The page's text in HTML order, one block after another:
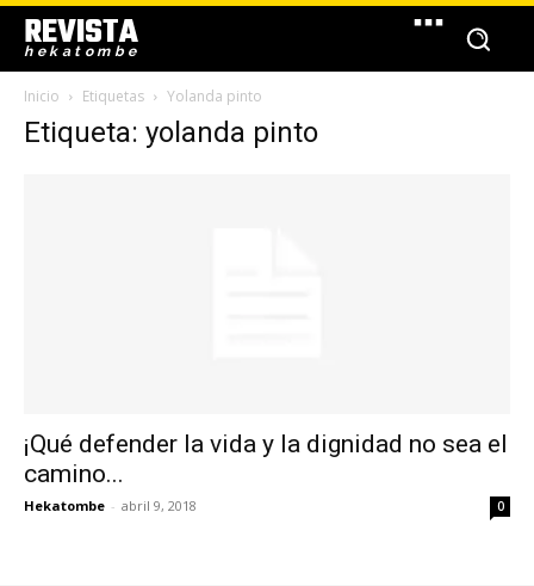
REVISTA
hekatombe
Inicio Etiquetas Yolanda pinto
Etiqueta: yolanda pinto
¡Qué defender la vida y la dignidad no sea el
camino...
Hekatombe - abril 9, 2018 0